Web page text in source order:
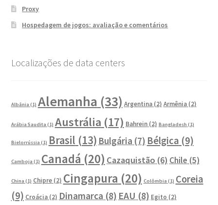
Proxy
Hospedagem de jogos: avaliação e comentários
Localizações de data centers
Albânia (1) Alemanha (33) Argentina(2) Armênia(2)
Arábia Saudita (1) Austrália (17) Bahrein(2) Bangladesh (1)
Bielorrússia (1) Brasil (13) Bulgária (7) Bélgica (9)
Camboja (1) Canadá (20) Cazaquistão (6) Chile (5)
China (1) Chipre(2) Cingapura (20) Colômbia (1) Coreia
(9) Croácia(2) Dinamarca (8) EAU (8) Egito (2)